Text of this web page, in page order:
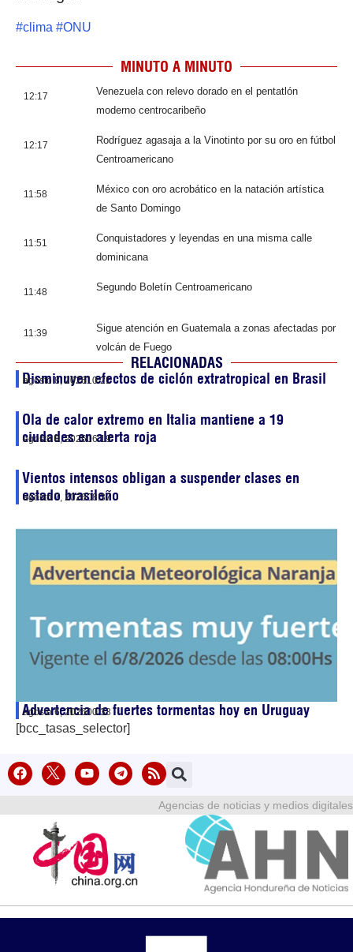
#clima #ONU
MINUTO A MINUTO
12:17
Venezuela con relevo dorado en el pentatlón
moderno centrocaribeño
12:17
Rodríguez agasaja a la Vinotinto por su oro en fútbol
Centroamericano
11:58
México con oro acrobático en la natación artística
de Santo Domingo
11:51
Conquistadores y leyendas en una misma calle
dominicana
11:48 Segundo Boletín Centroamericano
11:39
Sigue atención en Guatemala a zonas afectadas por
volcán de Fuego
RELACIONADAS
Disminuyen efectos de ciclón extratropical en Brasil
agosto 8, 202610:21
Ola de calor extremo en Italia mantiene a 19
ciudades en alerta roja
agosto 8, 202606:19
Vientos intensos obligan a suspender clases en
estado brasileño
agosto 7, 202608:37
Advertencia de fuertes tormentas hoy en Uruguay
agosto 6, 202600:38
[bcc_tasas_selector]
Agencias de noticias y medios digitales